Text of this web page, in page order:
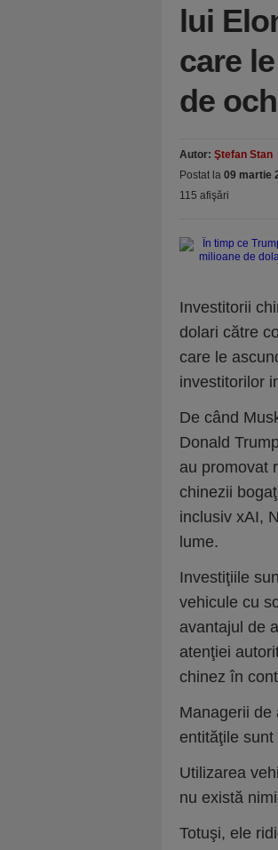
lui
care
de
Autor: Ştefan Stan
Postat la 09 martie
115 afişări
Investitorii
dolari către
care le
investitorilor
De când
Donald
au promovat
chinezii
inclusiv xAI,
lume.
Investiţiile
vehicule cu
avantajul de
atenţiei
chinez în
Managerii de
entităţile
Utilizarea
nu există
Totuşi, ele